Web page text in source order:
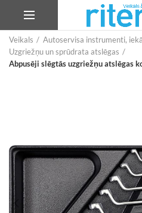
Veikals
Autoservisa instrumenti,
Uzgriežņu un sprūdrata atslēgas
Abpusēji slēgtās uzgriežņu atslēgas